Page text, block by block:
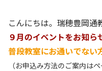
こんにちは。瑞穂豊岡通
９月のイベントをお知ら
普段教室にお通いでな
（お申込み方法のご案内は